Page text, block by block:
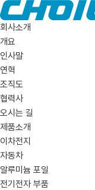
회사소개
개요
인사말
연혁
조직도
협력사
오시는 길
제품소개
이차전지
자동차
알루미늄 포일
전기전자 부품